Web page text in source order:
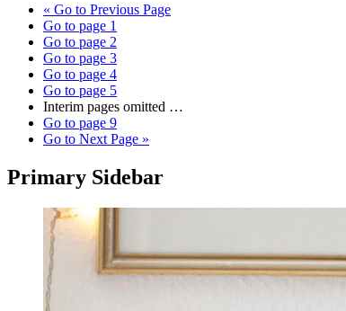
« Go to Previous Page
Go to page 1
Go to page 2
Go to page 3
Go to page 4
Go to page 5
Interim pages omitted …
Go to page 9
Go to Next Page »
Primary Sidebar